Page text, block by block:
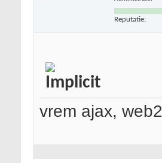
Reputatie:
vrem ajax,